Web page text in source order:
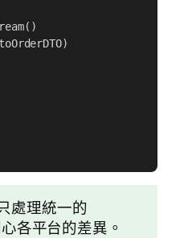
處理統一的
各平台的差異。